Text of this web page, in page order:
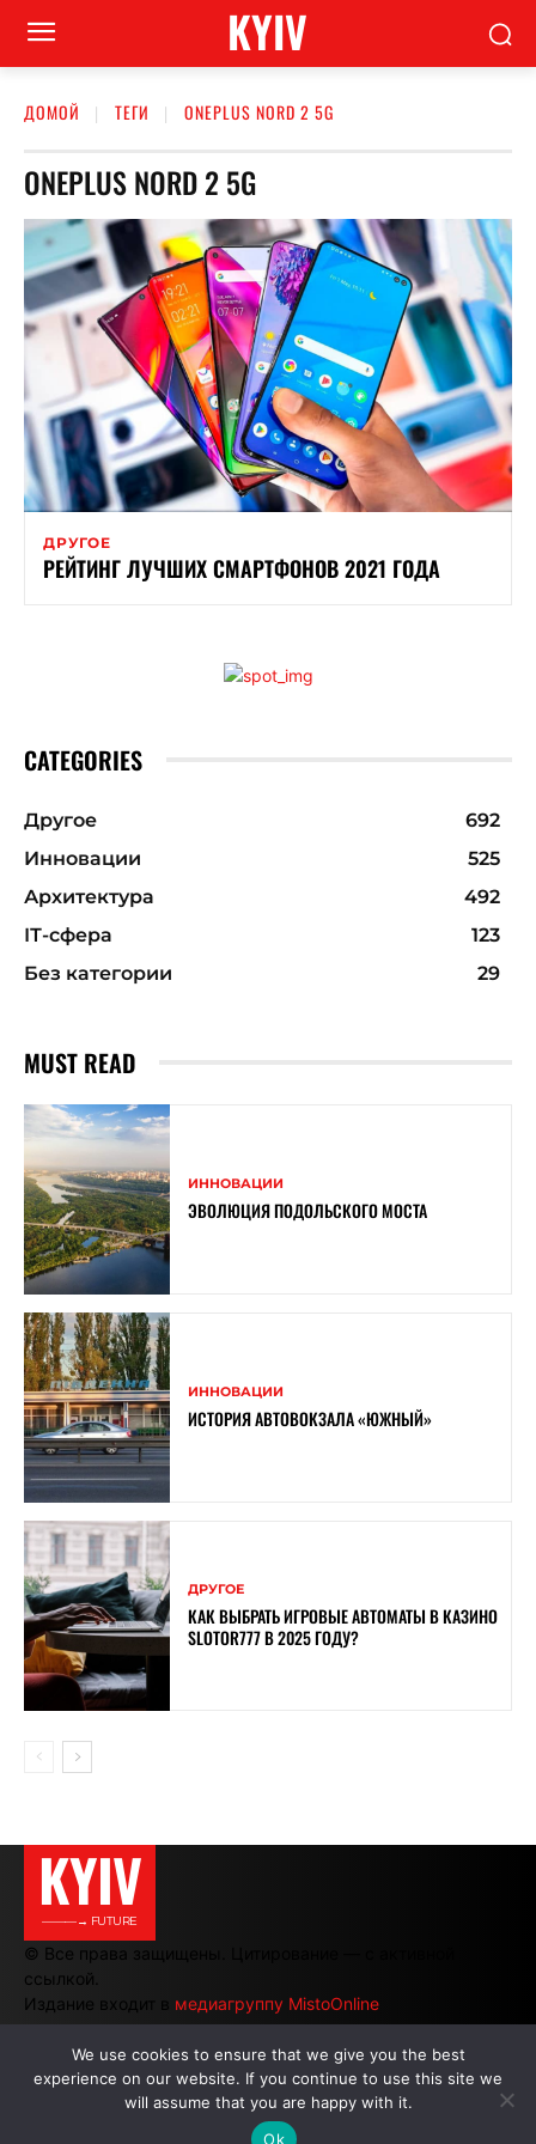
KYIV
ДОМОЙ ТЕГИ ONEPLUS NORD 2 5G
ONEPLUS NORD 2 5G
ДРУГОЕ
РЕЙТИНГ ЛУЧШИХ СМАРТФОНОВ 2021 ГОДА
CATEGORIES
Другое
692
Инновации
525
Архитектура
492
ІТ-сфера
123
Без категории
29
MUST READ
ИННОВАЦИИ
ЭВОЛЮЦИЯ ПОДОЛЬСКОГО МОСТА
ИННОВАЦИИ
ИСТОРИЯ АВТОВОКЗАЛА «ЮЖНЫЙ»
ДРУГОЕ
КАК ВЫБРАТЬ ИГРОВЫЕ АВТОМАТЫ В КАЗИНО
SLOTOR777 В 2025 ГОДУ?
KYIV
———→ FUTURE
© Все права защищены. Цитирование — с активной
ссылкой.
Издание входит в медиагруппу MistoOnline
АВТОРЫ | РЕКЛАМА НА САЙТЕ
We use cookies to ensure that we give you the best
experience on our website. If you continue to use this site we
will assume that you are happy with it.
Ok